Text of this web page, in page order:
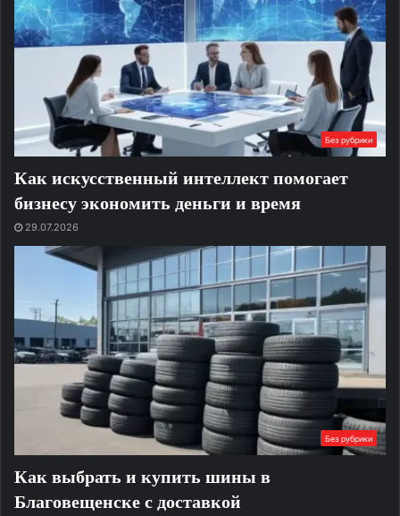
Без рубрики
Как искусственный интеллект помогает
бизнесу экономить деньги и время
29.07.2026
Без рубрики
Как выбрать и купить шины в
Благовещенске с доставкой